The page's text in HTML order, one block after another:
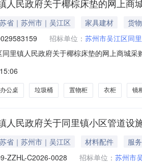
人民政府关于椰棕床垫的网上商
省｜苏州市｜吴江区 家具建材
货物
招标单位： 苏州市吴江区同
同里镇人民政府关于椰棕床垫的网上商城
所在行政区划名称:江苏省苏州市吴江区
办公桌 垃圾桶 置物柜 衣柜 镜
人民政府关于同里镇小区管道设
省｜苏州市｜吴江区 材料配件
服务
ZZHL-C2026-0028 招标单位： 苏州市